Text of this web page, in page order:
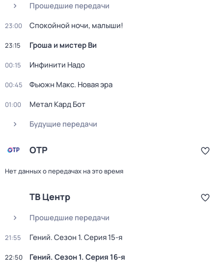
Прошедшие передачи
23:00 Спокойной ночи, малыши!
23:15 Гроша и мистер Ви
00:15 Инфинити Надо
00:45 Фьюжн Макс. Новая эра
01:00
Метал Кард Бот
Будущие передачи
ОТР
Нет данных о передачах на это время
ТВ Центр
Прошедшие передачи
21:55 Гений. Сезон 1. Серия 15-я
22:50 Гений. Сезон 1. Серия 16-я